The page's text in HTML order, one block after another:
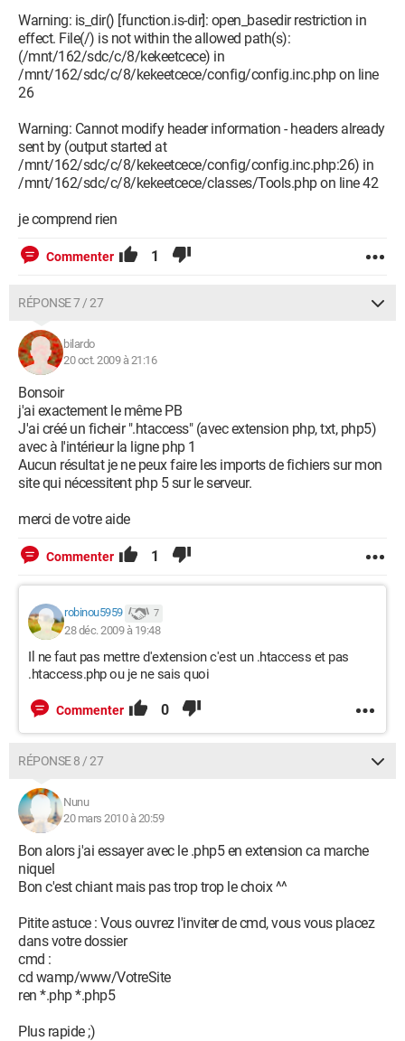
Warning: is_dir() [function.is-dir]: open_basedir restriction in
effect. File(/) is not within the allowed path(s):
(/mnt/162/sdc/c/8/kekeetcece) in
/mnt/162/sdc/c/8/kekeetcece/config/config.inc.php on line
26
Warning: Cannot modify header information - headers already
sent by (output started at
/mnt/162/sdc/c/8/kekeetcece/config/config.inc.php:26) in
/mnt/162/sdc/c/8/kekeetcece/classes/Tools.php on line 42
je comprend rien
Commenter 1
RÉPONSE 7 / 27
bilardo
20 oct. 2009 à 21:16
Bonsoir
j'ai exactement le même PB
J'ai créé un ficheir ".htaccess" (avec extension php, txt, php5)
avec à l'intérieur la ligne php 1
Aucun résultat je ne peux faire les imports de fichiers sur mon
site qui nécessitent php 5 sur le serveur.
merci de votre aide
Commenter 1
robinou5959 7
28 déc. 2009 à 19:48
Il ne faut pas mettre d'extension c'est un .htaccess et pas
.htaccess.php ou je ne sais quoi
Commenter 0
RÉPONSE 8 / 27
Nunu
20 mars 2010 à 20:59
Bon alors j'ai essayer avec le .php5 en extension ca marche
niquel
Bon c'est chiant mais pas trop trop le choix ^^
Pitite astuce : Vous ouvrez l'inviter de cmd, vous vous placez
dans votre dossier
cmd :
cd wamp/www/VotreSite
ren *.php *.php5
Plus rapide ;)